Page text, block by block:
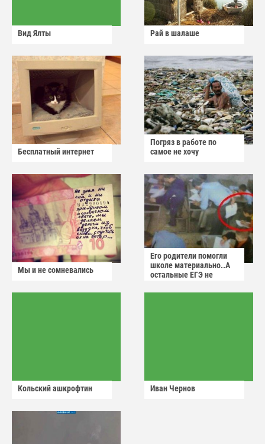
Вид Ялты Рай в шалаше
Бесплатный интернет
Погряз в работе по
самое не хочу
Мы и не сомневались
Его родители помогли
школе материально..А
остальные ЕГЭ не
Кольский ашкрофтин Иван Чернов